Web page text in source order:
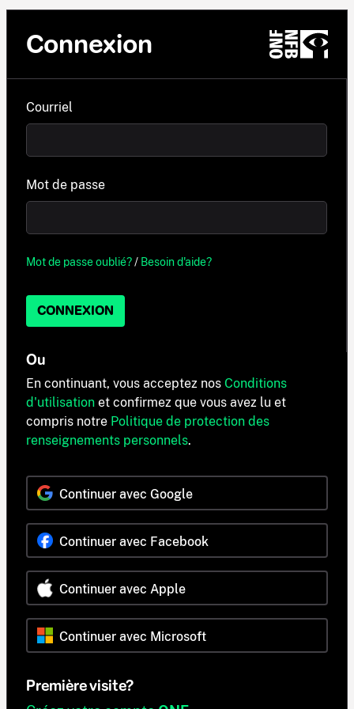
Connexion
Courriel
Mot de passe
Mot de passe oublié?/ Besoin d'aide?
CONNEXION
Ou
En continuant, vous acceptez nos Conditions
d'utilisation et confirmez que vous avez lu et
compris notre Politique de protection des
renseignements personnels.
Continuer avec Google
Continuer avec Facebook
Continuer avec Apple
Continuer avec Microsoft
Première visite?